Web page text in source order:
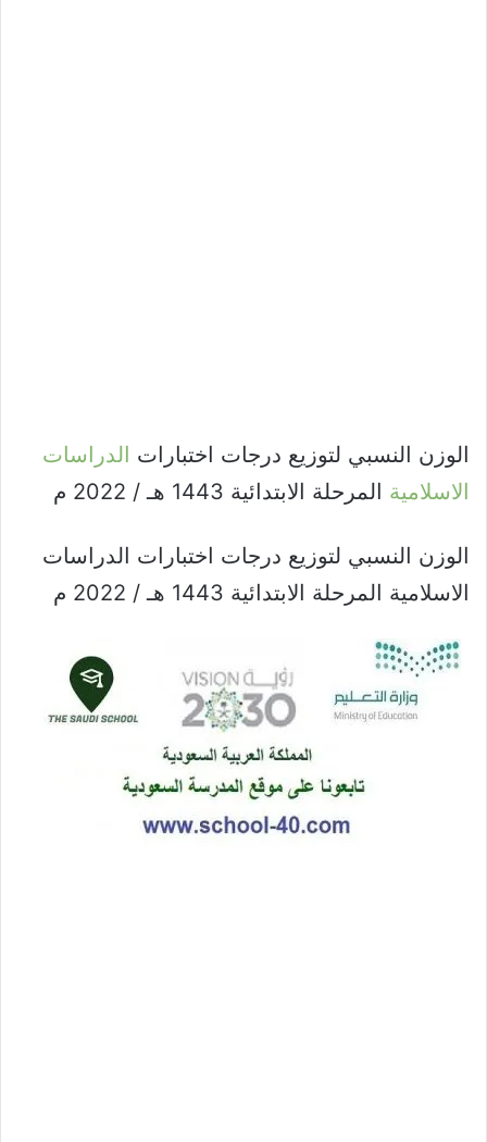
الوزن النسبي لتوزيع درجات اختبارات الدراسات
الاسلامية المرحلة الابتدائية 1443 هـ / 2022 م
الوزن النسبي لتوزيع درجات اختبارات الدراسات
الاسلامية المرحلة الابتدائية 1443 هـ / 2022 م